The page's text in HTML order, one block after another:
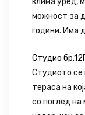
можност за
години. Има
Студио
Студиото се
тераса на
со поглед